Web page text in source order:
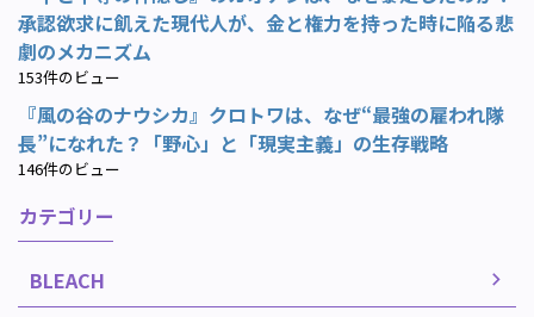
承認欲求に飢えた現代人が、金と権力を持った時に陥る悲
劇のメカニズム
153件のビュー
『風の谷のナウシカ』クロトワは、なぜ“最強の雇われ隊
長”になれた？「野心」と「現実主義」の生存戦略
146件のビュー
カテゴリー
BLEACH